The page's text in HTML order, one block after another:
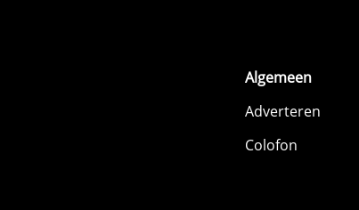
Algemeen
Adverteren
Colofon